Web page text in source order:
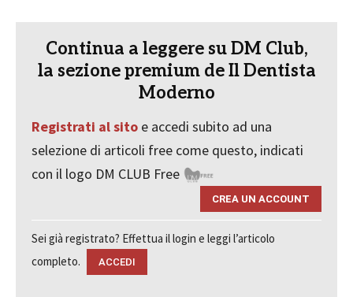
Continua a leggere su DM Club,
la sezione premium de Il Dentista
Moderno
Registrati al sito e accedi subito ad una
selezione di articoli free come questo, indicati
con il logo DM CLUB Free
CREA UN ACCOUNT
Sei già registrato? Effettua il login e leggi l’articolo
completo.
ACCEDI